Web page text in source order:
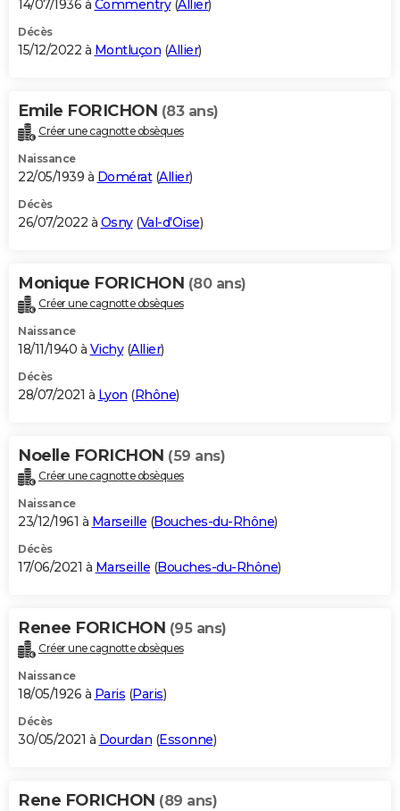
14/07/1936 à Commentry(Allier)
Décès
15/12/2022 à Montluçon (Allier)
Emile FORICHON (83 ans)
Créer une cagnotte obsèques
Naissance
22/05/1939 à Domérat(Allier)
Décès
26/07/2022 à Osny(Val-d'Oise)
Monique FORICHON (80 ans)
Créer une cagnotte obsèques
Naissance
18/11/1940 à Vichy(Allier)
Décès
28/07/2021 à Lyon (Rhône)
Noelle FORICHON (59 ans)
Créer une cagnotte obsèques
Naissance
23/12/1961 à Marseille (Bouches-du-Rhône)
Décès
17/06/2021 à Marseille (Bouches-du-Rhône)
Renee FORICHON (95 ans)
Créer une cagnotte obsèques
Naissance
18/05/1926 à Paris (Paris)
Décès
30/05/2021 à Dourdan (Essonne)
Rene FORICHON (89 ans)